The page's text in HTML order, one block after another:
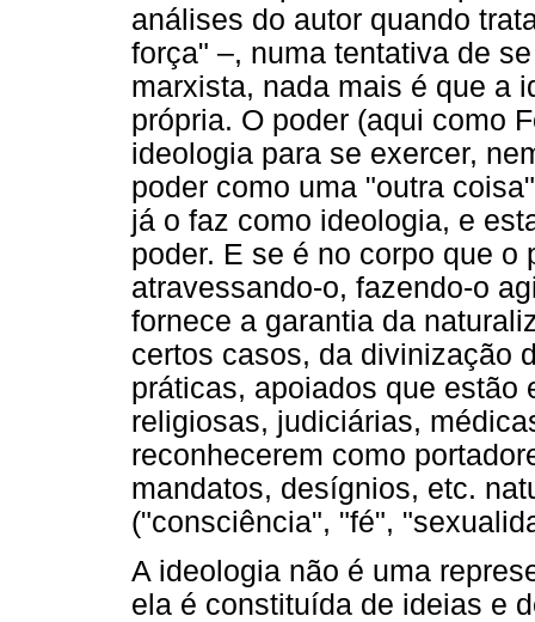
análises do autor quando
força" –, numa tentativa de
marxista, nada mais é que a
própria. O poder (aqui como
ideologia para se exercer,
poder como uma "outra
já o faz como ideologia, e
poder. E se é no corpo que
atravessando-o, fazendo-o
fornece a garantia da
certos casos, da divinização
práticas, apoiados que estão
religiosas, judiciárias,
reconhecerem como
mandatos, desígnios, etc.
("consciência", "fé",
A ideologia não é uma
ela é constituída de ideias e